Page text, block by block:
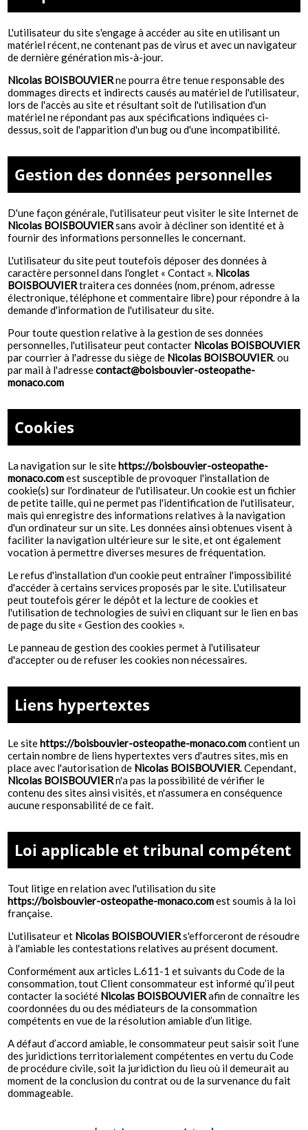
L'utilisateur du site s'engage à accéder au site en utilisant un
matériel récent, ne contenant pas de virus et avec un navigateur
de dernière génération mis-à-jour.
Nicolas BOISBOUVIERne pourra être tenue responsable des
dommages directs et indirects causés au matériel de l'utilisateur,
lors de l'accès au site et résultant soit de l'utilisation d'un
matériel ne répondant pas aux spécifications indiquées ci-
dessus, soit de l'apparition d'un bug ou d'une incompatibilité.
Gestion des données personnelles
D'une façon générale, l'utilisateur peut visiter le site Internet de
Nicolas BOISBOUVIERsans avoir à décliner son identité et à
fournir des informations personnelles le concernant.
L'utilisateur du site peut toutefois déposer des données à
caractère personnel dans l'onglet « Contact ». Nicolas
BOISBOUVIERtraitera ces données (nom, prénom, adresse
électronique, téléphone et commentaire libre) pour répondre à la
demande d'information de l'utilisateur du site.
Pour toute question relative à la gestion de ses données
personnelles, l'utilisateur peut contacter Nicolas BOISBOUVIER
par courrier à l'adresse du siège de Nicolas BOISBOUVIER. ou
par mail à l'adressecontact@boisbouvier-osteopathe-
monaco.com
Cookies
La navigation sur le sitehttps://boisbouvier-osteopathe-
monaco.comest susceptible de provoquer l'installation de
cookie(s) sur l'ordinateur de l'utilisateur. Un cookie est un fichier
de petite taille, qui ne permet pas l'identification de l'utilisateur,
mais qui enregistre des informations relatives à la navigation
d'un ordinateur sur un site. Les données ainsi obtenues visent à
faciliter la navigation ultérieure sur le site, et ont également
vocation à permettre diverses mesures de fréquentation.
Le refus d'installation d'un cookie peut entraîner l'impossibilité
d'accéder à certains services proposés par le site. L'utilisateur
peut toutefois gérer le dépôt et la lecture de cookies et
l'utilisation de technologies de suivi en cliquant sur le lien en bas
de page du site « Gestion des cookies ».
Le panneau de gestion des cookies permet à l'utilisateur
d'accepter ou de refuser les cookies non nécessaires.
Liens hypertextes
Le sitehttps://boisbouvier-osteopathe-monaco.comcontient un
certain nombre de liens hypertextes vers d'autres sites, mis en
place avec l'autorisation de Nicolas BOISBOUVIER. Cependant,
Nicolas BOISBOUVIERn'a pas la possibilité de vérifier le
contenu des sites ainsi visités, et n'assumera en conséquence
aucune responsabilité de ce fait.
Loi applicable et tribunal compétent
Tout litige en relation avec l'utilisation du site
https://boisbouvier-osteopathe-monaco.comest soumis à la loi
française.
L'utilisateur et Nicolas BOISBOUVIERs'efforceront de résoudre
à l'amiable les contestations relatives au présent document.
Conformément aux articles L.611-1 et suivants du Code de la
consommation, tout Client consommateur est informé qu’il peut
contacter la société Nicolas BOISBOUVIERafin de connaître les
coordonnées du ou des médiateurs de la consommation
compétents en vue de la résolution amiable d’un litige.
A défaut d’accord amiable, le consommateur peut saisir soit l’une
des juridictions territorialement compétentes en vertu du Code
de procédure civile, soit la juridiction du lieu où il demeurait au
moment de la conclusion du contrat ou de la survenance du fait
dommageable.